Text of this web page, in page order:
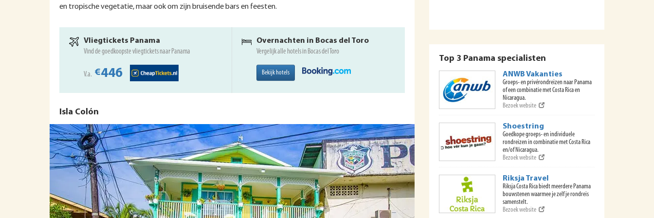
en tropische vegetatie, maar ook om zijn bruisende bars en feesten.
Vliegtickets Panama
Vind de goedkoopste vliegtickets naar Panama
V.a. €446
Overnachten in Bocas del Toro
Vergelijk alle hotels in Bocas del Toro
Bekijk hotels
Isla Colón
Top 3 Panama specialisten
ANWB Vakanties
Groeps- en privérondreizen naar Panama
of een combinatie met Costa Rica en
Nicaragua.
Bezoek website
Shoestring
Goedkope groeps- en individuele
rondreizen in combinatie met Costa Rica
en/of Nicaragua.
Bezoek website
Riksja Travel
Riksja Costa Rica biedt meerdere Panama
bouwstenen waarmee je zelf je rondreis
samenstelt.
Bezoek website